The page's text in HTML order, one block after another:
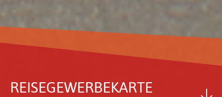
REISE­GE­WER­BE­KARTE